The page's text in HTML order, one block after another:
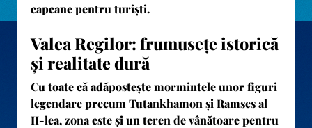
capcane pentru turiști.
Valea Regilor: frumusețe istorică
și realitate dură
Cu toate că adăpostește mormintele unor figuri
legendare precum Tutankhamon și Ramses al
II-lea, zona este și un teren de vânătoare pentru